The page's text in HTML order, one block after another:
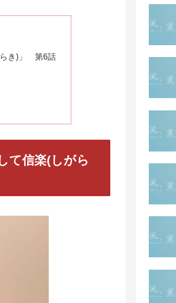
らき)」 第6話
て信楽(しがら